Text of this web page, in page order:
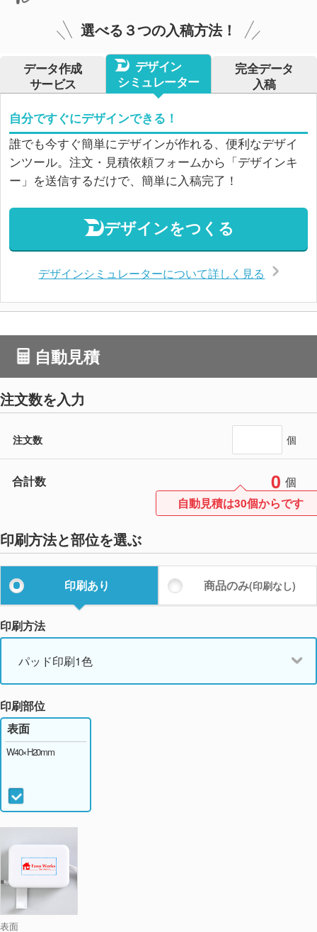
選べる３つの入稿方法！
データ作成
サービス
デザイン
シミュレーター
完全データ
入稿
自分ですぐにデザインできる！
誰でも今すぐ簡単にデザインが作れる、便利なデザイ
ンツール。注文・見積依頼フォームから「デザインキ
ー」を送信するだけで、簡単に入稿完了！
デザインをつくる
デザインシミュレーターについて詳しく見る
自動見積
注文数を入力
注文数 個
合計数 0 個
自動見積は30個からです
印刷方法と部位を選ぶ
印刷あり 商品のみ(印刷なし)
印刷方法
パッド印刷1色
印刷部位
表面
表面
W40×H20mm